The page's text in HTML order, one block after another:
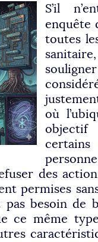
S’il
enquête
toutes
où
des
permises
besoin de
ce même